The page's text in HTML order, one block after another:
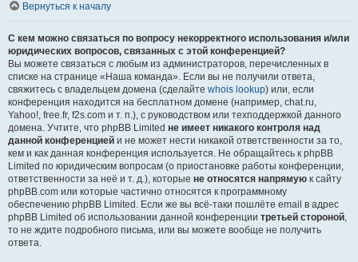
Вернуться к началу
С кем можно связаться по вопросу некорректного использования и/или
юридических вопросов, связанных с этой конференцией?
Вы можете связаться с любым из администраторов, перечисленных в
списке на странице «Наша команда». Если вы не получили ответа,
свяжитесь с владельцем домена (сделайте whois lookup) или, если
конференция находится на бесплатном домене (например, chat.ru,
Yahoo!, free.fr, f2s.com и т. п.), с руководством или техподдержкой данного
домена. Учтите, что phpBB Limited не имеет никакого контроля над
данной конференцией и не может нести никакой ответственности за то,
кем и как данная конференция используется. Не обращайтесь к phpBB
Limited по юридическим вопросам (о приостановке работы конференции,
ответственности за неё и т. д.), которые не относятся напрямую к сайту
phpBB.com или которые частично относятся к программному
обеспечению phpBB Limited. Если же вы всё-таки пошлёте email в адрес
phpBB Limited об использовании данной конференции третьей стороной,
то не ждите подробного письма, или вы можете вообще не получить
ответа.